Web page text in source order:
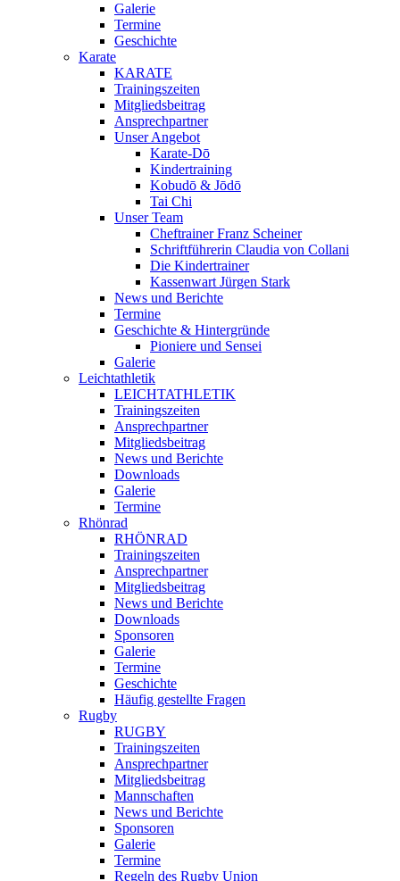
Galerie
Termine
Geschichte
Karate
KARATE
Trainingszeiten
Mitgliedsbeitrag
Ansprechpartner
Unser Angebot
Karate-Dō
Kindertraining
Kobudō & Jōdō
Tai Chi
Unser Team
Cheftrainer Franz Scheiner
Schriftführerin Claudia von Collani
Die Kindertrainer
Kassenwart Jürgen Stark
News und Berichte
Termine
Geschichte & Hintergründe
Pioniere und Sensei
Galerie
Leichtathletik
LEICHTATHLETIK
Trainingszeiten
Ansprechpartner
Mitgliedsbeitrag
News und Berichte
Downloads
Galerie
Termine
Rhönrad
RHÖNRAD
Trainingszeiten
Ansprechpartner
Mitgliedsbeitrag
News und Berichte
Downloads
Sponsoren
Galerie
Termine
Geschichte
Häufig gestellte Fragen
Rugby
RUGBY
Trainingszeiten
Ansprechpartner
Mitgliedsbeitrag
Mannschaften
News und Berichte
Sponsoren
Galerie
Termine
Regeln des Rugby Union